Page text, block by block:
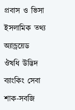
প্রবাস ও ভিসা
ইসলামিক তথ্য
অ্যান্ড্রয়েড
ঔষধি উদ্ভিদ
ব্যাংকিং সেবা
শাক-সবজি